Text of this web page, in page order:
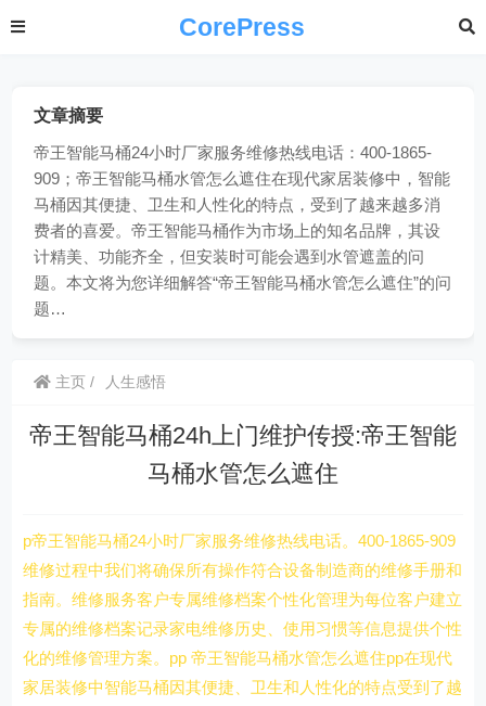
CorePress
文章摘要
帝王智能马桶24小时厂家服务维修热线电话：400-1865-
909；帝王智能马桶水管怎么遮住在现代家居装修中，智能
马桶因其便捷、卫生和人性化的特点，受到了越来越多消
费者的喜爱。帝王智能马桶作为市场上的知名品牌，其设
计精美、功能齐全，但安装时可能会遇到水管遮盖的问
题。本文将为您详细解答“帝王智能马桶水管怎么遮住”的问
题…
主页 人生感悟
帝王智能马桶24h上门维护传授:帝王智能
马桶水管怎么遮住
p帝王智能马桶24小时厂家服务维修热线电话。400-1865-909
维修过程中我们将确保所有操作符合设备制造商的维修手册和
指南。维修服务客户专属维修档案个性化管理为每位客户建立
专属的维修档案记录家电维修历史、使用习惯等信息提供个性
化的维修管理方案。pp 帝王智能马桶水管怎么遮住pp在现代
家居装修中智能马桶因其便捷、卫生和人性化的特点受到了越